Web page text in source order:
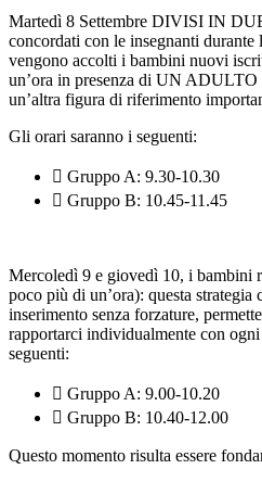
Martedì 8 Settembre DIVISI IN
concordati con le insegnanti durante
vengono accolti i bambini nuovi
un’ora in presenza di UN ADULTO
un’altra figura di riferimento
Gli orari saranno i seguenti:
 Gruppo A: 9.30-10.30
 Gruppo B: 10.45-11.45
Mercoledì 9 e giovedì 10, i bambini
poco più di un’ora): questa strategia
inserimento senza forzature,
rapportarci individualmente con
seguenti:
 Gruppo A: 9.00-10.20
 Gruppo B: 10.40-12.00
Questo momento risulta essere